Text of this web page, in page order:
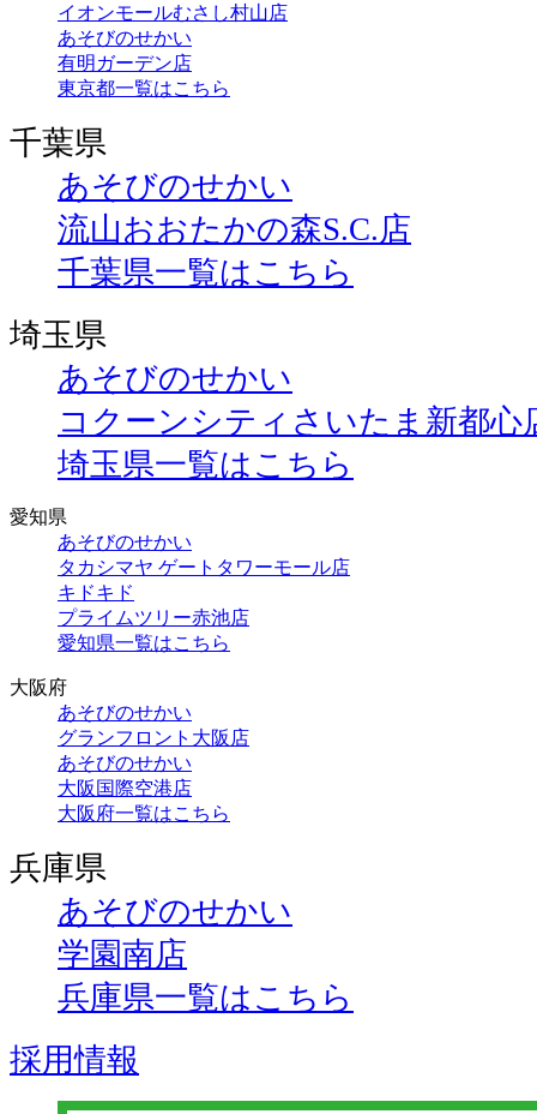
イオンモールむさし村山店
あそびのせかい
有明ガーデン店
東京都一覧はこちら
千葉県
あそびのせかい
流山おおたかの森S.C.店
千葉県一覧はこちら
埼玉県
あそびのせかい
コクーンシティさいたま新都心
埼玉県一覧はこちら
愛知県
あそびのせかい
タカシマヤ ゲートタワーモール店
キドキド
プライムツリー赤池店
愛知県一覧はこちら
大阪府
あそびのせかい
グランフロント大阪店
あそびのせかい
大阪国際空港店
大阪府一覧はこちら
兵庫県
あそびのせかい
学園南店
兵庫県一覧はこちら
採用情報